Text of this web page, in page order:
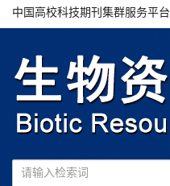
中国高校科技期刊集群服务平台